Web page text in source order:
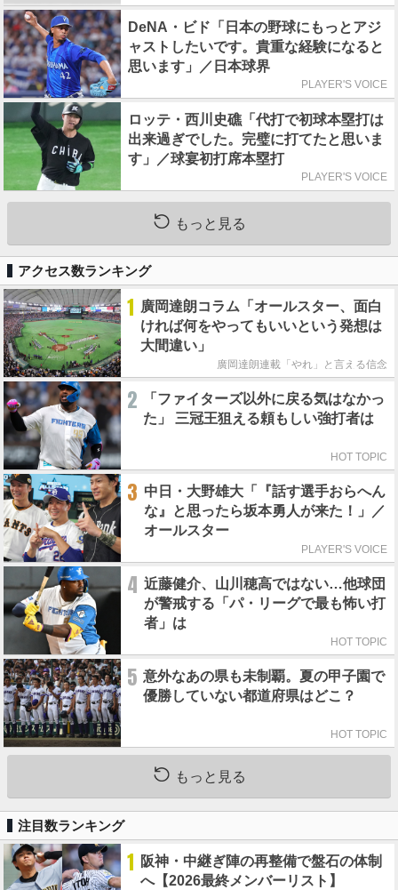
DeNA・ビド「日本の野球にもっとアジ
ャストしたいです。貴重な経験になると
思います」／日本球界
PLAYER'S VOICE
ロッテ・西川史礁「代打で初球本塁打は
出来過ぎでした。完璧に打てたと思いま
す」／球宴初打席本塁打
PLAYER'S VOICE
もっと見る
アクセス数ランキング
1 廣岡達朗コラム「オールスター、面白
ければ何をやってもいいという発想は
大間違い」
廣岡達朗連載「やれ」と言える信念
2
「ファイターズ以外に戻る気はなかっ
た」 三冠王狙える頼もしい強打者は
HOT TOPIC
3 中日・大野雄大「『話す選手おらへん
な』と思ったら坂本勇人が来た！」／
オールスター
PLAYER'S VOICE
4 近藤健介、山川穂高ではない…他球団
が警戒する「パ・リーグで最も怖い打
者」は
HOT TOPIC
5 意外なあの県も未制覇。夏の甲子園で
優勝していない都道府県はどこ？
HOT TOPIC
もっと見る
注目数ランキング
1 阪神・中継ぎ陣の再整備で盤石の体制
へ【2026最終メンバーリスト】